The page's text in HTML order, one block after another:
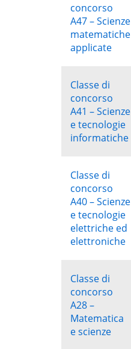
concorso
A47 – Scienze
matematiche
applicate
Classe di
concorso
A41 – Scienze
e tecnologie
informatiche
Classe di
concorso
A40 – Scienze
e tecnologie
elettriche ed
elettroniche
Classe di
concorso
A28 –
Matematica
e scienze